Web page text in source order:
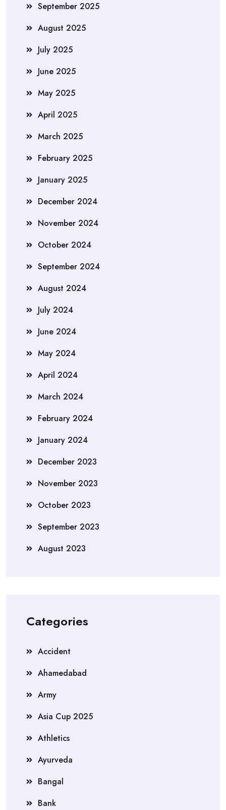
September 2025
August 2025
July 2025
June 2025
May 2025
April 2025
March 2025
February 2025
January 2025
December 2024
November 2024
October 2024
September 2024
August 2024
July 2024
June 2024
May 2024
April 2024
March 2024
February 2024
January 2024
December 2023
November 2023
October 2023
September 2023
August 2023
Categories
Accident
Ahamedabad
Army
Asia Cup 2025
Athletics
Ayurveda
Bangal
Bank